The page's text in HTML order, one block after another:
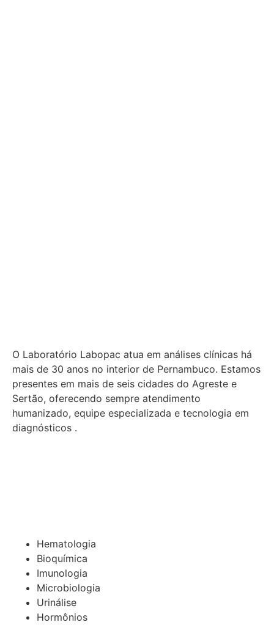
O Laboratório Labopac atua em análises clínicas há
mais de 30 anos no interior de Pernambuco. Estamos
presentes em mais de seis cidades do Agreste e
Sertão, oferecendo sempre atendimento
humanizado, equipe especializada e tecnologia em
diagnósticos .
Hematologia
Bioquímica
Imunologia
Microbiologia
Urinálise
Hormônios